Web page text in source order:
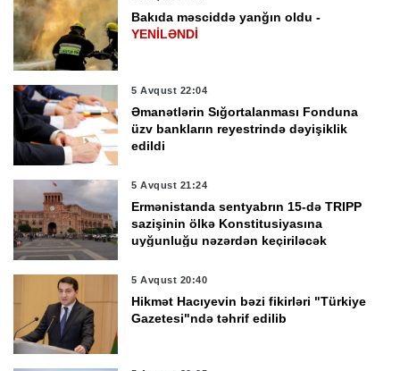
Bakıda məsciddə yanğın oldu -
YENİLƏNDİ
5 Avqust 22:04
Əmanətlərin Sığortalanması Fonduna
üzv bankların reyestrində dəyişiklik
edildi
5 Avqust 21:24
Ermənistanda sentyabrın 15-də TRIPP
sazişinin ölkə Konstitusiyasına
uyğunluğu nəzərdən keçiriləcək
5 Avqust 20:40
Hikmət Hacıyevin bəzi fikirləri "Türkiye
Gazetesi"ndə təhrif edilib